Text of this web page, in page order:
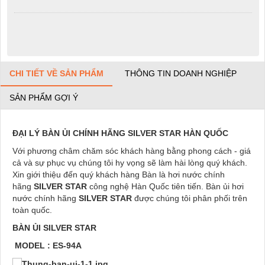
CHI TIẾT VỀ SẢN PHẨM THÔNG TIN DOANH NGHIỆP
SẢN PHẨM GỢI Ý
ĐẠI LÝ BÀN ỦI CHÍNH HÃNG SILVER STAR HÀN QUỐC
Với phương châm chăm sóc khách hàng bằng phong cách - giá
cả và sự phục vụ chúng tôi hy vọng sẽ làm hài lòng quý khách.
Xin giới thiệu đến quý khách hàng Bàn là hơi nước chính
hãng SILVER STAR công nghệ Hàn Quốc tiên tiến. Bàn ủi hơi
nước chính hãng SILVER STAR được chúng tôi phân phối trên
toàn quốc.
BÀN ỦI SILVER STAR
MODEL : ES-94A